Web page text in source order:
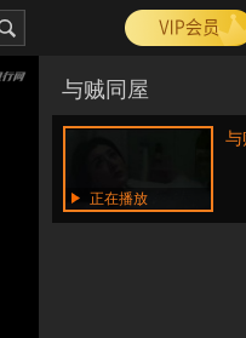
与贼同屋
正在播放
与